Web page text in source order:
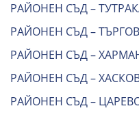
РАЙОНЕН СЪД –
РАЙОНЕН СЪД –
РАЙОНЕН СЪД –
РАЙОНЕН СЪД –
РАЙОНЕН СЪД –